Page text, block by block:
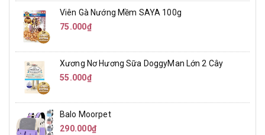
Viên Gà Nướng Mềm SAYA 100g
75.000₫
Xương Nơ Hương Sữa DoggyMan Lớn 2 Cây
55.000₫
Balo Moorpet
290.000₫